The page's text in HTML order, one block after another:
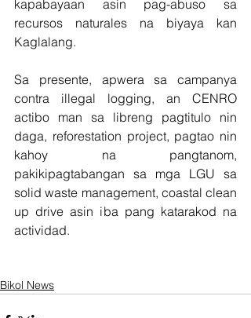
kapabayaan asin pag-abuso sa
recursos naturales na biyaya kan
Kaglalang.
Sa presente, apwera sa campanya
contra illegal logging, an CENRO
actibo man sa libreng pagtitulo nin
daga, reforestation project, pagtao nin
kahoy na pangtanom,
pakikipagtabangan sa mga LGU sa
solid waste management, coastal clean
up drive asin iba pang katarakod na
actividad.
Bikol News